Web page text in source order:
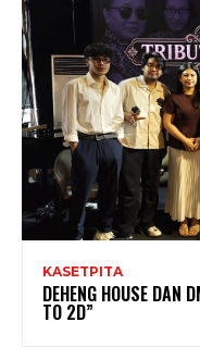
KASETPITA
DEHENG HOUSE DAN
TO 2D”